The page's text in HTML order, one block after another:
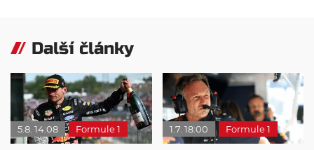
Další články
5.8. 14:08 Formule 1 1.7. 18:00 Formule 1